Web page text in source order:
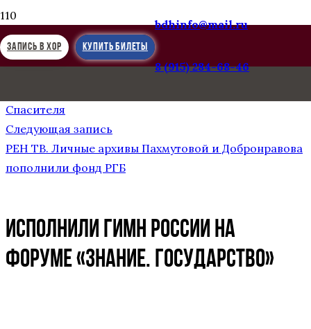
ЗАПИСЬ В ХОР КУПИТЬ БИЛЕТЫ
bdhinfo@mail.ru
8 (915) 284-68-46
Предыдущая запись
Спасителя
Следующая запись
РЕН ТВ. Личные архивы Пахмутовой и Добронравова
пополнили фонд РГБ
Исполнили ГИМН РОССИИ на
форуме «Знание. Государство»